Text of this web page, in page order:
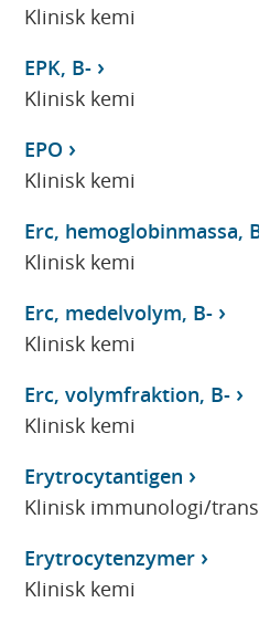
Klinisk kemi
EPK, B-
Klinisk kemi
EPO
Klinisk kemi
Erc, hemoglobinmassa,
Klinisk kemi
Erc, medelvolym, B-
Klinisk kemi
Erc, volymfraktion, B-
Klinisk kemi
Erytrocytantigen
Klinisk immunologi/
Erytrocytenzymer
Klinisk kemi